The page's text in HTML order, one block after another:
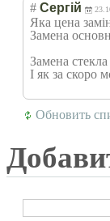
# Сергій
Яка цена
Замена
Замена
І як за скоро
Обновить